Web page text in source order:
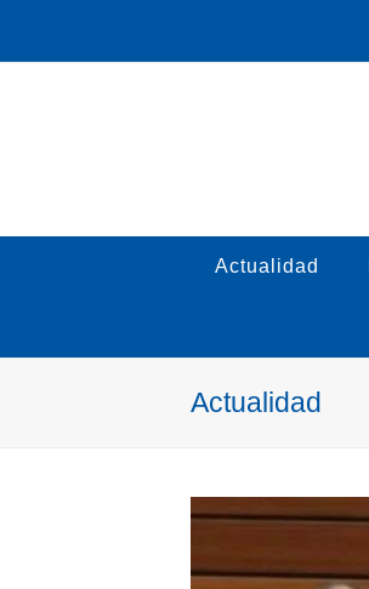
Actualidad
Actualidad